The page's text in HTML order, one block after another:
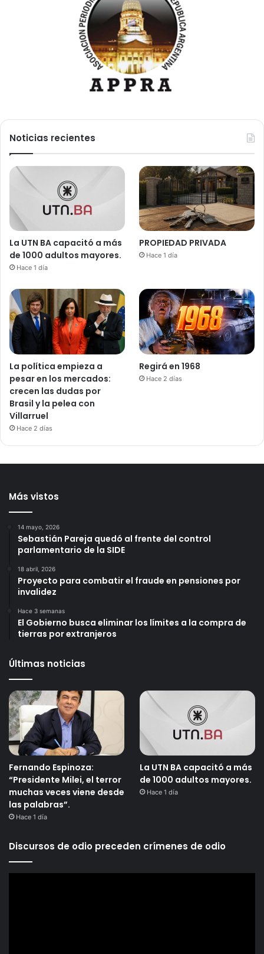
Noticias recientes
La UTN BA capacitó a más
de 1000 adultos mayores.
Hace 1 día
PROPIEDAD PRIVADA
Hace 1 día
La política empieza a
pesar en los mercados:
crecen las dudas por
Brasil y la pelea con
Villarruel
Hace 2 días
Regirá en 1968
Hace 2 días
Más vistos
14 mayo, 2026
Sebastián Pareja quedó al frente del control
parlamentario de la SIDE
18 abril, 2026
Proyecto para combatir el fraude en pensiones por
invalidez
Hace 3 semanas
El Gobierno busca eliminar los límites a la compra de
tierras por extranjeros
Últimas noticias
Fernando Espinoza:
“Presidente Milei, el terror
muchas veces viene desde
las palabras”.
Hace 1 día
La UTN BA capacitó a más
de 1000 adultos mayores.
Hace 1 día
Discursos de odio preceden crímenes de odio